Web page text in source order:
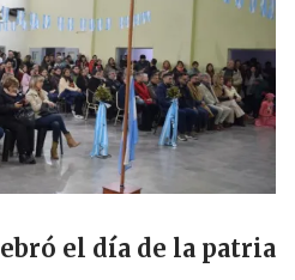
el día de la patria